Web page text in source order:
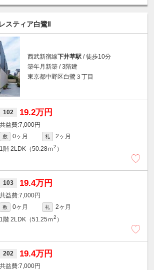
スティア白鷺Ⅱ
西武新宿線下井草駅 / 徒歩10分
築年月新築 / 3階建
東京都中野区白鷺３丁目
102 19.2万円
7,000円
敷 0ヶ月 礼
2ヶ月
1階 2LDK（50.28ｍ2 ）
103 19.4万円
7,000円
敷 0ヶ月 礼
2ヶ月
1階 2LDK（51.25ｍ2 ）
202 19.4万円
7,000円